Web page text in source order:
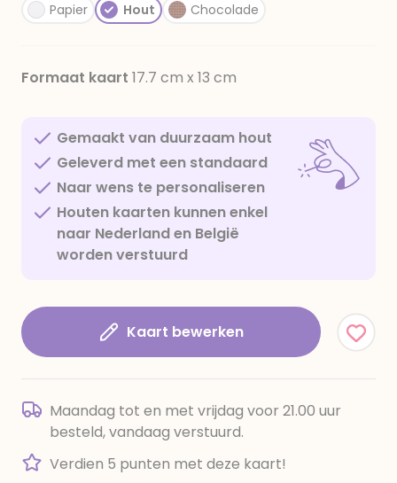
Papier Hout Chocolade
Formaat kaart 17.7 cm x 13 cm
Gemaakt van duurzaam hout
Geleverd met een standaard
Naar wens te personaliseren
Houten kaarten kunnen enkel
naar Nederland en België
worden verstuurd
Kaart bewerken
Maandag tot en met vrijdag voor 21.00 uur
besteld, vandaag verstuurd.
Verdien 5 punten met deze kaart!